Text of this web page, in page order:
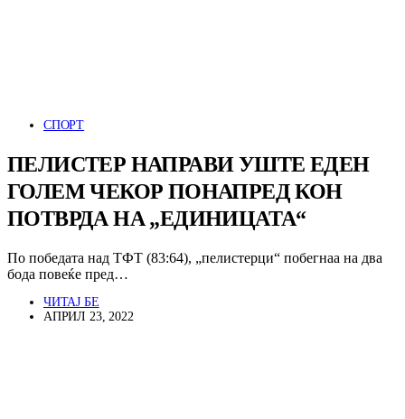
СПОРТ
ПЕЛИСТЕР НАПРАВИ УШТЕ ЕДЕН
ГОЛЕМ ЧЕКОР ПОНАПРЕД КОН
ПОТВРДА НА „ЕДИНИЦАТА“
По победата над ТФТ (83:64), „пелистерци“ побегнаа на два
бода повеќе пред…
ЧИТАЈ БЕ
АПРИЛ 23, 2022